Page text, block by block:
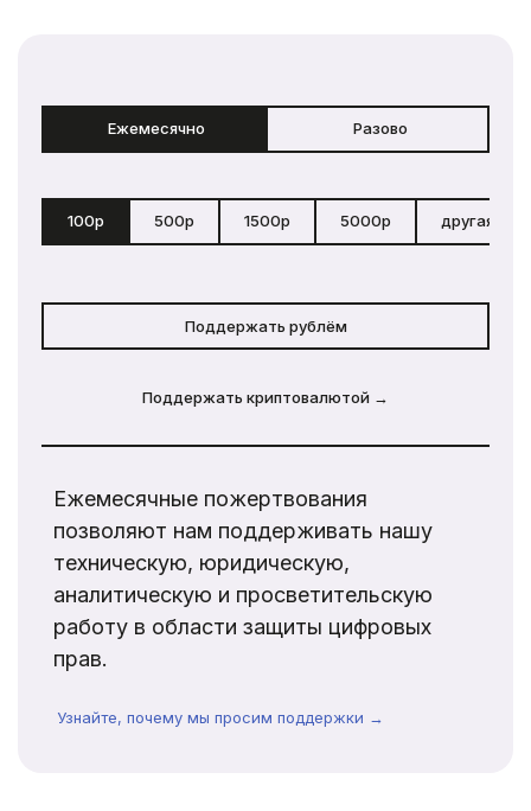
Ежемесячно Разово
100р 500р 1500р 5000р другая
Поддержать рублём
Поддержать криптовалютой →
Ежемесячные пожертвования
позволяют нам поддерживать нашу
техническую, юридическую,
аналитическую и просветительскую
работу в области защиты цифровых
прав.
Узнайте, почему мы просим поддержки →